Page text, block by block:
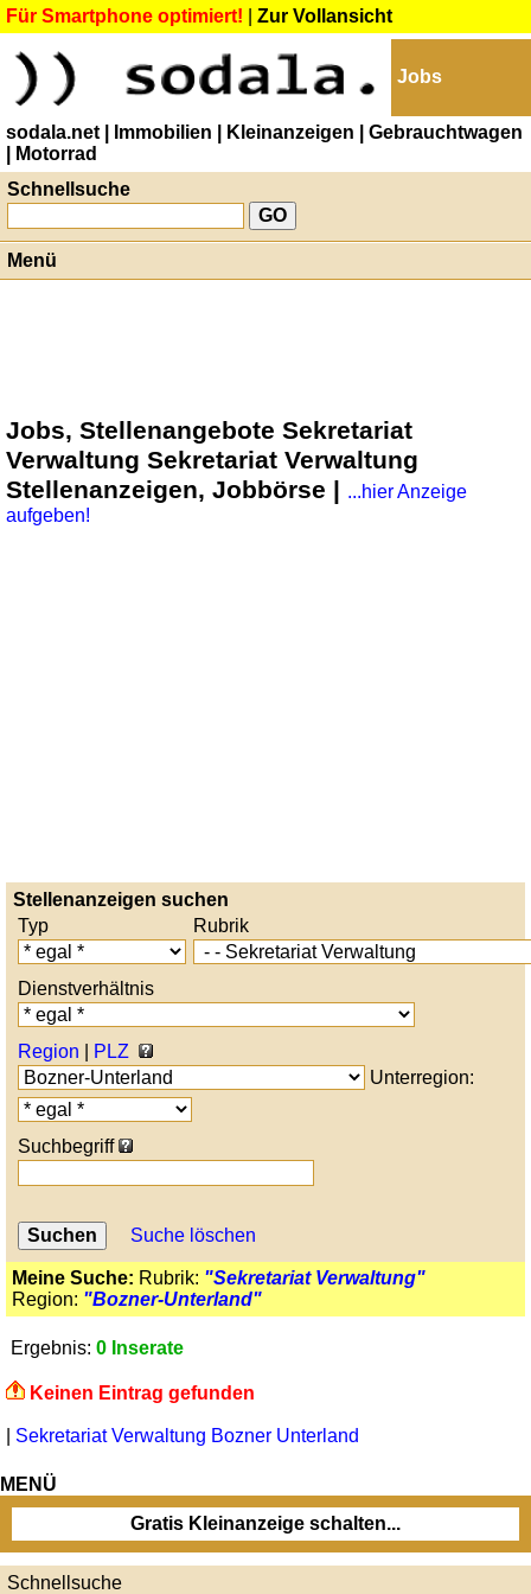
Für Smartphone optimiert! Zur Vollansicht
Jobs
sodala.net | Immobilien | Kleinanzeigen
| Gebrauchtwagen
| Motorrad
Schnellsuche
Menü
Jobs, Stellenangebote Sekretariat
Verwaltung Sekretariat Verwaltung
Stellenanzeigen, Jobbörse | ...hier Anzeige
aufgeben!
Stellenanzeigen suchen
Typ
Rubrik
Dienstverhältnis
Region
PLZ
Unterregion:
Suchbegriff
Suche löschen
Meine Suche: Rubrik: "Sekretariat Verwaltung"
Region: "Bozner-Unterland"
Ergebnis: 0 Inserate
Keinen Eintrag gefunden
Sekretariat Verwaltung Bozner Unterland
MENÜ
Gratis Kleinanzeige schalten...
Schnellsuche